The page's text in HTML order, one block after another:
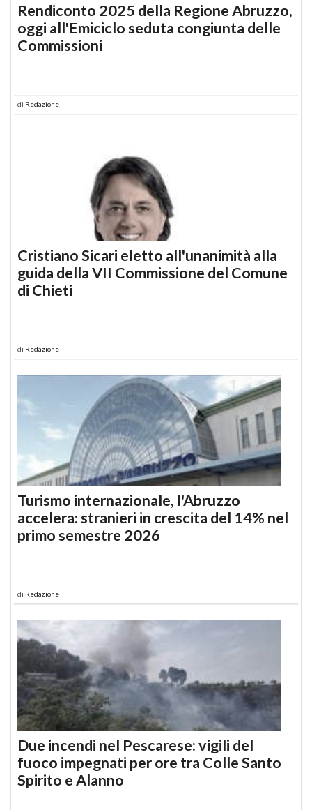
Rendiconto 2025 della Regione Abruzzo,
oggi all'Emiciclo seduta congiunta delle
Commissioni
di Redazione
Cristiano Sicari eletto all'unanimità alla
guida della VII Commissione del Comune
di Chieti
di Redazione
Turismo internazionale, l'Abruzzo
accelera: stranieri in crescita del 14% nel
primo semestre 2026
di Redazione
Due incendi nel Pescarese: vigili del
fuoco impegnati per ore tra Colle Santo
Spirito e Alanno